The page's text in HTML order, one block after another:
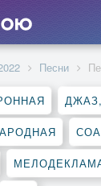
Песни